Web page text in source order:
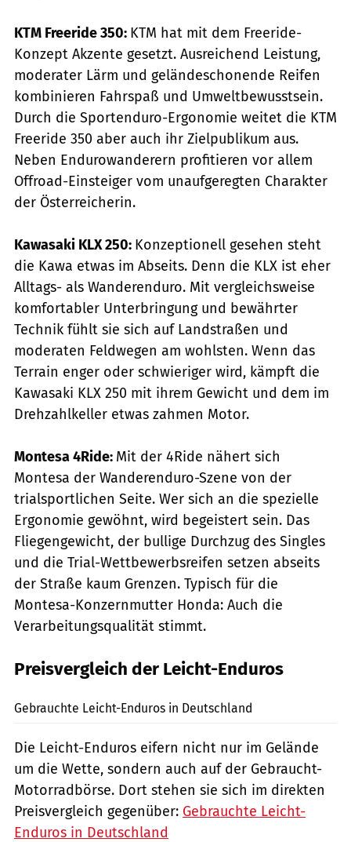
KTM Freeride 350: KTM hat mit dem Freeride-
Konzept Akzente gesetzt. Ausreichend Leistung,
moderater Lärm und geländeschonende Reifen
kombinieren Fahrspaß und Umweltbewusstsein.
Durch die Sportenduro-Ergonomie weitet die KTM
Freeride 350 aber auch ihr Zielpublikum aus.
Neben Endurowanderern profitieren vor allem
Offroad-Einsteiger vom unaufgeregten Charakter
der Österreicherin.
Kawasaki KLX 250: Konzeptionell gesehen steht
die Kawa etwas im Abseits. Denn die KLX ist eher
Alltags- als Wanderenduro. Mit vergleichsweise
komfortabler Unterbringung und bewährter
Technik fühlt sie sich auf Landstraßen und
moderaten Feldwegen am wohlsten. Wenn das
Terrain enger oder schwieriger wird, kämpft die
Kawasaki KLX 250 mit ihrem Gewicht und dem im
Drehzahlkeller etwas zahmen Motor.
Montesa 4Ride: Mit der 4Ride nähert sich
Montesa der Wanderenduro-Szene von der
trialsportlichen Seite. Wer sich an die spezielle
Ergonomie gewöhnt, wird begeistert sein. Das
Fliegengewicht, der bullige Durchzug des Singles
und die Trial-Wettbewerbsreifen setzen abseits
der Straße kaum Grenzen. Typisch für die
Montesa-Konzernmutter Honda: Auch die
Verarbeitungsqualität stimmt.
Preisvergleich der Leicht-Enduros
Gebrauchte Leicht-Enduros in Deutschland
Die Leicht-Enduros eifern nicht nur im Gelände
um die Wette, sondern auch auf der Gebraucht-
Motorradbörse. Dort stehen sie sich im direkten
Preisvergleich gegenüber: Gebrauchte Leicht-
Enduros in Deutschland